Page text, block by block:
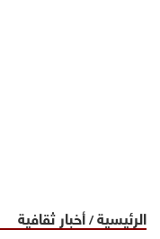
الرئيسية/أخبار ثقافية